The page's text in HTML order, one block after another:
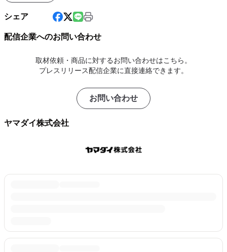
シェア
配信企業へのお問い合わせ
取材依頼・商品に対するお問い合わせはこちら。
プレスリリース配信企業に直接連絡できます。
お問い合わせ
ヤマダイ株式会社